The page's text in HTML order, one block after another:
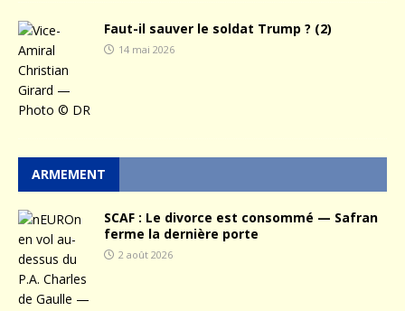
Faut-il sauver le soldat Trump ? (2)
14 mai 2026
ARMEMENT
SCAF : Le divorce est consommé — Safran
ferme la dernière porte
2 août 2026